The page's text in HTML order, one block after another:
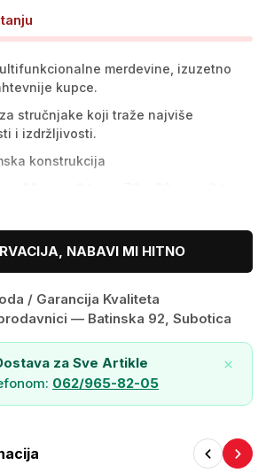
merdevine, izuzetno
kupce.
stručnjake koji traže najviše
i izdržljivosti.
konstrukcija
merdevina u nagnutom ili slobodno
oblika
postavljanje ljestava u
brave garantuju punu stabilnost
konfiguraciji
certifikat
NABAVI MI HITNO
/ Garancija Kvaliteta
— Batinska 92, Subotica
za Sve Artikle
062/965-82-05